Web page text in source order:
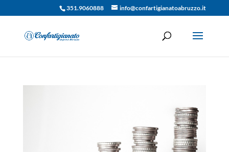
351.9060888 info@confartigianatoabruzzo.it